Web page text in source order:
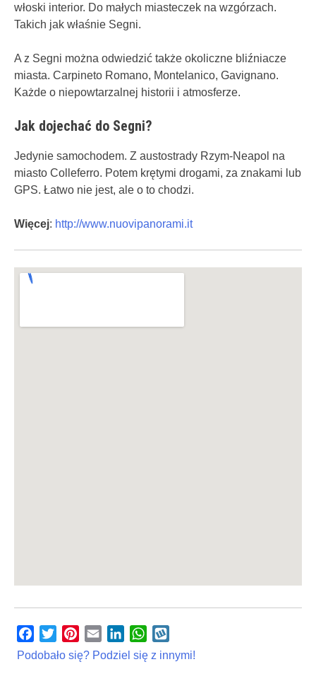
włoski interior. Do małych miasteczek na wzgórzach.
Takich jak właśnie Segni.
A z Segni można odwiedzić także okoliczne bliźniacze
miasta. Carpineto Romano, Montelanico, Gavignano.
Każde o niepowtarzalnej historii i atmosferze.
Jak dojechać do Segni?
Jedynie samochodem. Z austostrady Rzym-Neapol na
miasto Colleferro. Potem krętymi drogami, za znakami lub
GPS. Łatwo nie jest, ale o to chodzi.
Więcej: http://www.nuovipanorami.it
Facebook
TwitterPinterest
Email LinkedInWhatsApp
Podobało się? Podziel się z innymi!